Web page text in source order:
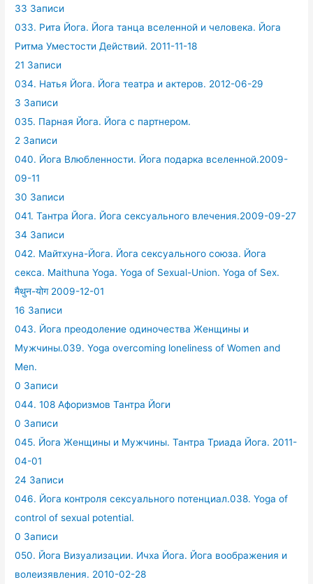
33 Записи
033. Рита Йога. Йога танца вселенной и человека. Йога
Ритма Уместости Действий. 2011-11-18
21 Записи
034. Натья Йога. Йога театра и актеров. 2012-06-29
3 Записи
035. Парная Йога. Йога с партнером.
2 Записи
040. Йога Влюбленности. Йога подарка вселенной.2009-
09-11
30 Записи
041. Тантра Йога. Йога сексуального влечения.2009-09-27
34 Записи
042. Майтхуна-Йога. Йога сексуального союза. Йога
секса. Maithuna Yoga. Yoga of Sexual-Union. Yoga of Sex.
मैथुन-योग 2009-12-01
16 Записи
043. Йога преодоление одиночества Женщины и
Мужчины.039. Yoga overcoming loneliness of Women and
Men.
0 Записи
044. 108 Афоризмов Тантра Йоги
0 Записи
045. Йога Женщины и Мужчины. Тантра Триада Йога. 2011-
04-01
24 Записи
046. Йога контроля сексуального потенциал.038. Yoga of
control of sexual potential.
0 Записи
050. Йога Визуализации. Ичха Йога. Йога воображения и
волеизявления. 2010-02-28